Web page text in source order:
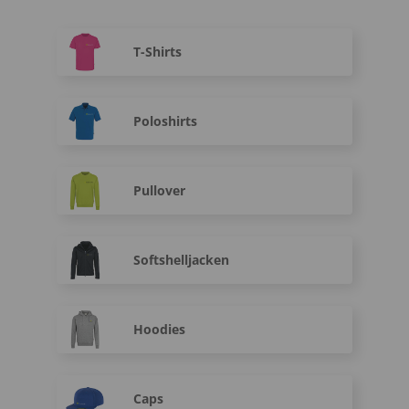
T-Shirts
Poloshirts
Pullover
Softshelljacken
Hoodies
Caps